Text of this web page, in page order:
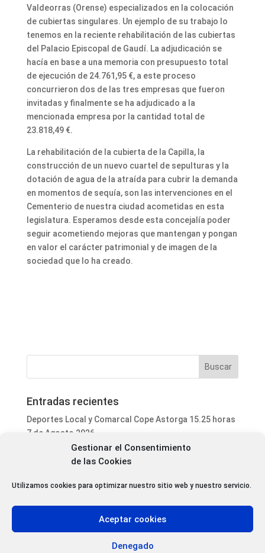
Gestionar el Consentimiento
de las Cookies
Utilizamos cookies para optimizar nuestro sitio web y nuestro servicio.
Aceptar cookies
Denegado
Valdeorras (Orense) especializados en la colocación
de cubiertas singulares. Un ejemplo de su trabajo lo
tenemos en la reciente rehabilitación de las cubiertas
del Palacio Episcopal de Gaudí. La adjudicación se
hacía en base a una memoria con presupuesto total
de ejecución de 24.761,95 €, a este proceso
concurrieron dos de las tres empresas que fueron
invitadas y finalmente se ha adjudicado a la
mencionada empresa por la cantidad total de
23.818,49 €.
La rehabilitación de la cubierta de la Capilla, la
construcción de un nuevo cuartel de sepulturas y la
dotación de agua de la atraída para cubrir la demanda
en momentos de sequía, son las intervenciones en el
Cementerio de nuestra ciudad acometidas en esta
legislatura. Esperamos desde esta concejalía poder
seguir acometiendo mejoras que mantengan y pongan
en valor el carácter patrimonial y de imagen de la
sociedad que lo ha creado.
Entradas recientes
Deportes Local y Comarcal Cope Astorga 15.25 horas
7 de Agosto 2026
Informativo Mediodía Cope Astorga 14.20 horas 7 de
Agosto 2026
San Justo de la Vega acoge este fin de semana un
Programa Local Cope Astorga 7 de Agosto 2026
Abiertas las inscripciones para el XXVII Torneo de